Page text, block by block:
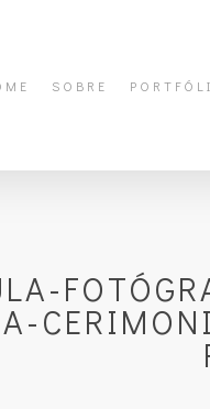
SOBRE